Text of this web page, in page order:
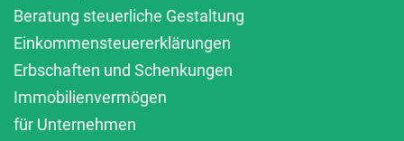
Beratung steuerliche Gestaltung
Einkommensteuererklärungen
Erbschaften und Schenkungen
Immobilienvermögen
für Unternehmen